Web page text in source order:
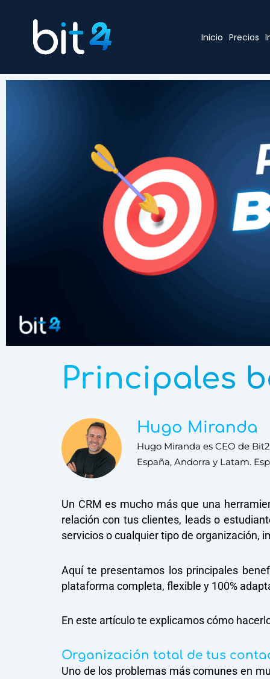
Inicio Precios
Principales
Hugo Miranda
Hugo Miranda es CEO de
España, Andorra y Latam.
Un CRM es mucho más que una
relación con tus clientes, leads o
servicios o cualquier tipo de organización,
Aquí te presentamos los principales
plataforma completa, flexible y 100%
En este artículo te explicamos cómo
Organización total de tus
Uno de los problemas más comunes en